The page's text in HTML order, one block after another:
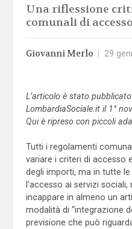
Una riflessione
comunali di
Giovanni Merlo 29
L’articolo è stato
LombardiaSociale.it il 1°
Qui è ripreso con piccoli
Tutti i regolamenti
variare i criteri di accesso
degli importi, ma in tutte
l’accesso ai servizi
incappare in almeno un
modalità di “integrazione
previsione che può